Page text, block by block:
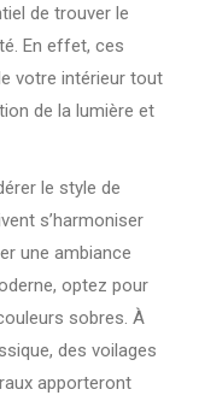
de trouver le
En effet, ces
votre intérieur tout
de la lumière et
le style de
s’harmoniser
une ambiance
optez pour
sobres. À
des voilages
apporteront